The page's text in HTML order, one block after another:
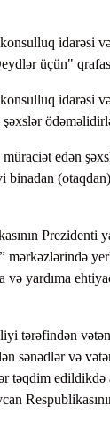
idarəsi
üçün"
idarəsi
müraciət edən
(otaqdan)
Prezidenti
yardıma
tərəfindən
sənədlər və
edildikdə